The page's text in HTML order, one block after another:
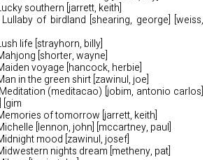
southern [jarrett, keith]
Lullaby of birdland [shearing, george] [weiss,
life [strayhorn, billy]
[shorter, wayne]
voyage [hancock, herbie]
in the green shirt [zawinul, joe]
Meditation (meditacao) [jobim, antonio carlos]
[gim
of tomorrow [jarrett, keith]
[lennon, john] [mccartney, paul]
mood [zawinul, josef]
nights dream [metheny, pat]